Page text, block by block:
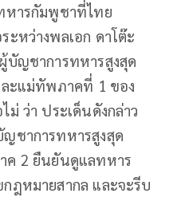
หารกัมพูชาที่ไทย
ะหว่างพลเอก ดาโต๊ะ
ญชาการทหารสูงสุด
ะแม่ทัพภาคที่ 1 ของ
ม่ ว่า ประเด็นดังกล่าว
ชาการทหารสูงสุด
ค 2 ยืนยันดูแลทหาร
ฎหมายสากล และจะรีบ